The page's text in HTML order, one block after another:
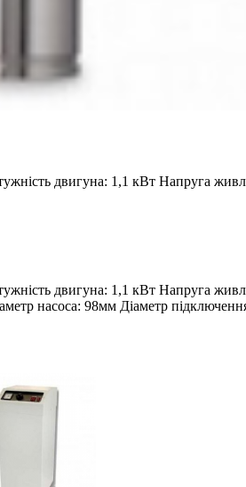
двигуна: 1,1 кВт Напруга
двигуна: 1,1 кВт Напруга
насоса: 98мм Діаметр